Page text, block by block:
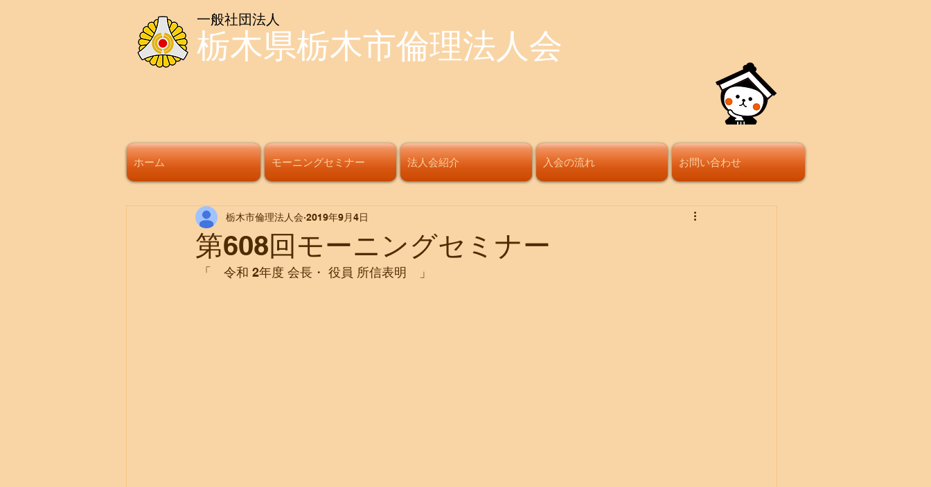
一般社団法人
栃木県栃木市倫理法人会
ホーム モーニングセミナー 法人会紹介 入会の流れ お問い合わせ
第608回モーニングセミナー
栃木市倫理法人会 2019年9月4日
「　令和 2年度 会長・ 役員 所信表明　」